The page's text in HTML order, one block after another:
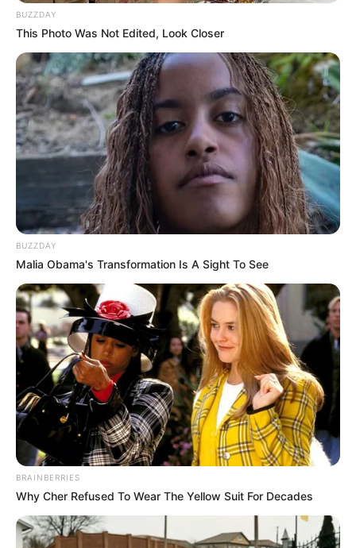
Langka Banget! 10 Pose Lucu
Katak yang Bikin Ketawa
Gemes
Ambyar! 10 Kalimat Baper
Pakai Bahasa Jawa Ini Bikin
Galau Abis
Fail! 10 Potret Makanan Gagal
Dimasak yang Bikin Kamu
Nggak Selera
BUZZDAY
This Photo Was Not Edited, Look Closer
BUZZDAY
Malia Obama's Transformation Is A Sight To See
BRAINBERRIES
Why Cher Refused To Wear The Yellow Suit For Decades